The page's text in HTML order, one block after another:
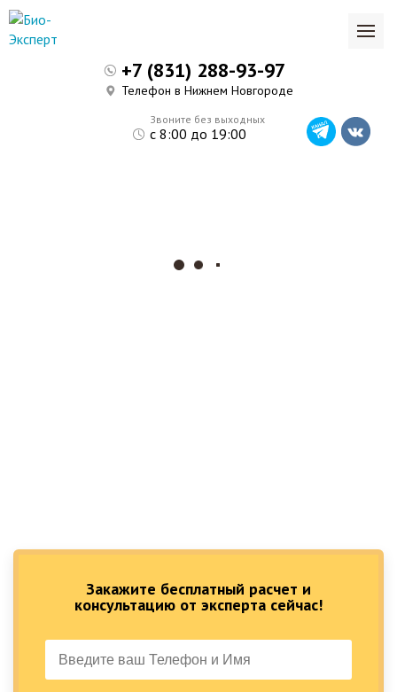
Закажите бесплатный расчет и
консультацию от эксперта сейчас!
Звоните без выходных
с 8:00 до 19:00
+7 (831) 288-93-97
Телефон в Нижнем Новгороде